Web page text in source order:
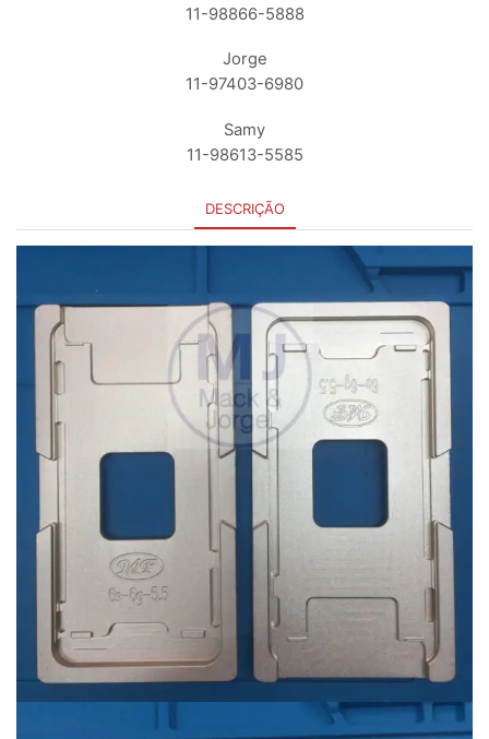
11-98866-5888
Jorge
11-97403-6980
Samy
11-98613-5585
DESCRIÇÃO